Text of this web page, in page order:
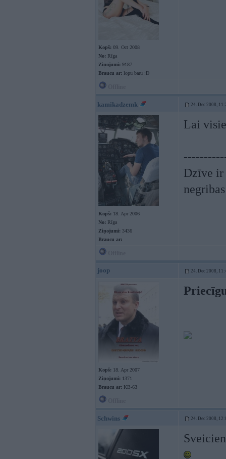
Kopš: 09. Oct 2008
No: Rīga
Ziņojumi: 9187
Braucu ar: lopu baru :D
kamikadzemk 24. Dec 2008,
Kopš: 18. Apr 2006
No: Rīga
Ziņojumi: 3436
Braucu ar:
Lai
Dzīve ir
negribas
joop 24. Dec 2008,
Kopš: 18. Apr 2007
Ziņojumi: 1371
Braucu ar: KB-63
Schwins 24. Dec 2008,